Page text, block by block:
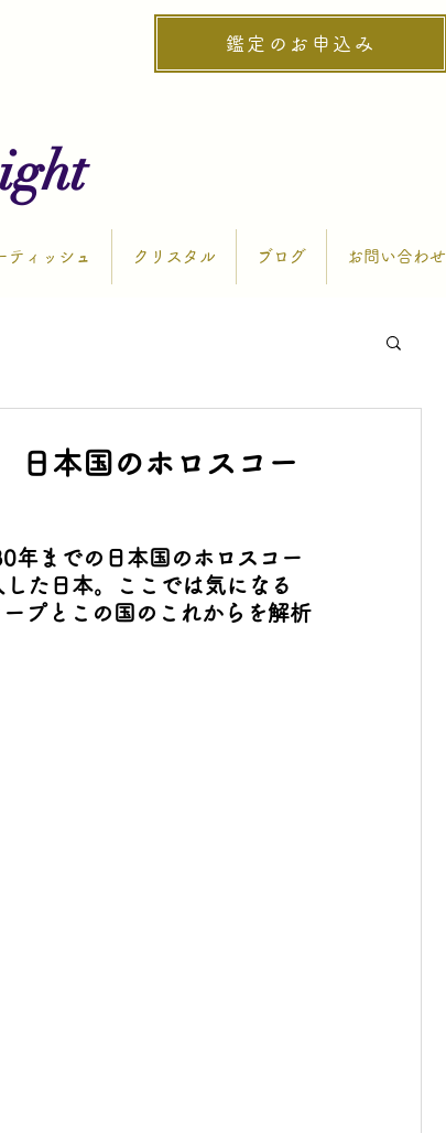
鑑定のお申込み
ティッシュ クリスタル ブログ お問い合わせ
日本国のホロスコー
年までの日本国のホロスコー
た日本。ここでは気になる
プとこの国のこれからを解析